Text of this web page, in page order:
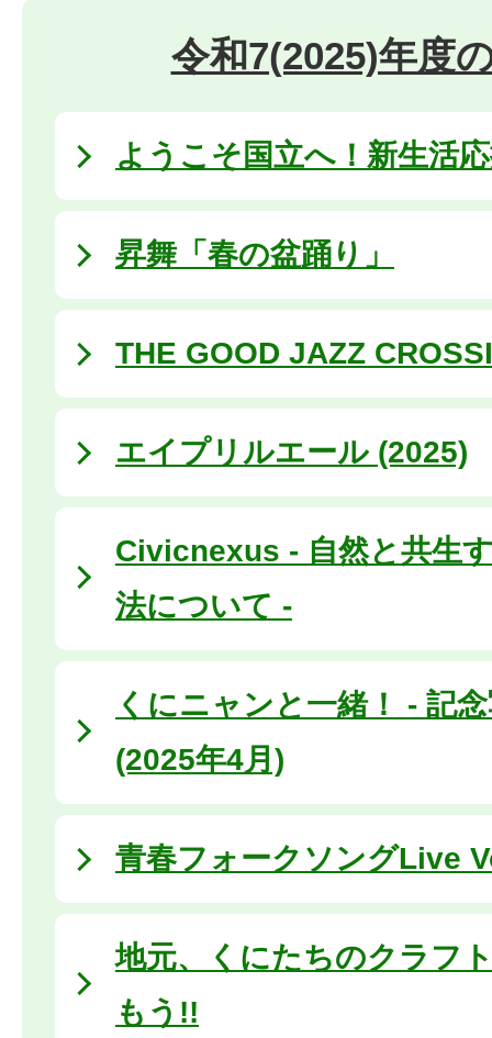
令和7(2025)年度
ようこそ国立へ！新生活
昇舞「春の盆踊り」
THE GOOD JAZZ
エイプリルエール (2025)
Civicnexus - 自然と共生
法について -
くにニャンと一緒！ - 記
(2025年4月)
青春フォークソングLive
地元、くにたちのクラフ
もう!!